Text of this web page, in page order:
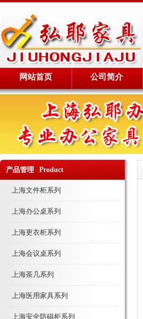
网站首页 公司简介
产品管理 Product
上海文件柜系列
上海办公桌系列
上海更衣柜系列
上海会议桌系列
上海茶几系列
上海医用家具系列
上海安全防磁柜系列